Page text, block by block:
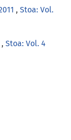
, Stoa: Vol.
, Stoa: Vol. 4